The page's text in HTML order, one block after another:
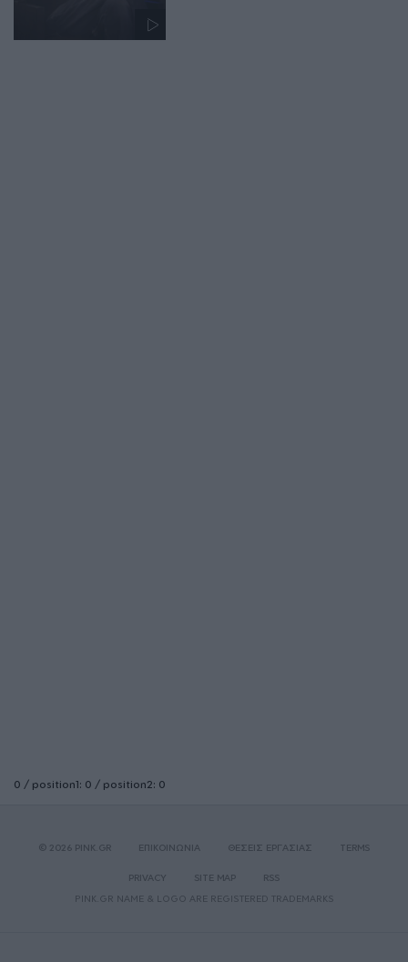
0 / position1: 0 / position2: 0
© 2026 PINK.GR ΕΠΙΚΟΙΝΩΝΙΑ ΘΕΣΕΙΣ ΕΡΓΑΣΙΑΣ TERMS
PRIVACY SITE MAP
RSS
PINK.GR NAME & LOGO ARE REGISTERED TRADEMARKS